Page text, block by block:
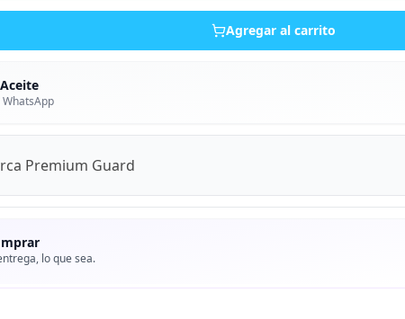
Agregar al carrito
Premium Guard
lo que sea.